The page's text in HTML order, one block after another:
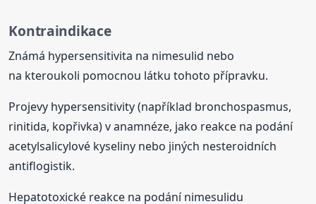
Kontraindikace
Známá hypersensitivita na nimesulid nebo
na kteroukoli pomocnou látku tohoto přípravku.
Projevy hypersensitivity (například bronchospasmus,
rinitida, kopřivka) v anamnéze, jako reakce na podání
acetylsalicylové kyseliny nebo jiných nesteroidních
antiflogistik.
Hepatotoxické reakce na podání nimesulidu